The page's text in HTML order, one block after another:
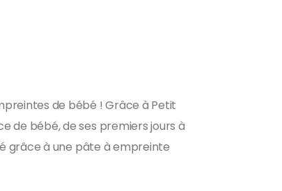
de bébé ! Grâce à Petit
de bébé, de ses premiers jours à
grâce à une pâte à empreinte